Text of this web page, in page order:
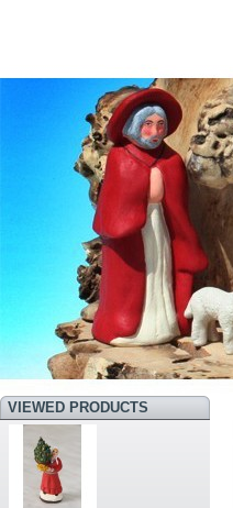
VIEWED PRODUCTS